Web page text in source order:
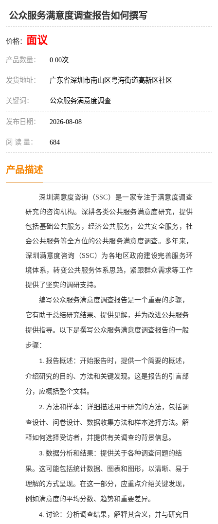
公众服务满意度调查报告如何撰写
价格： 面议
产品数量： 0.00次
发货地址： 广东省深圳市南山区粤海街道高新区社区
关键词： 公众服务满意度调查
发布日期： 2026-08-08
阅 读 量： 684
产品描述
深圳满意度咨询（SSC）是一家专注于满意度调查
研究的咨询机构。 深耕各类公共服务满意度研究，提供
包括基础公共服务，经济公共服务，公共安全服务，社
会公共服务等全方位的公共服务满意度调查。多年来，
深圳满意度咨询（SSC）为各地区政府建设完善服务环
境体系，转变公共服务体系思路，紧跟群众需求等工作
提供了坚实的调研支持。
编写公众服务满意度调查报告是一个重要的步骤，
它有助于总结研究结果、提供见解，并为改进公共服务
提供指导。以下是撰写公众服务满意度调查报告的一般
步骤：
1. 报告概述：开始报告时，提供一个简要的概述，
介绍研究的目的、方法和关键发现。这是报告的引言部
分，应概括整个文档。
2. 方法和样本：详细描述用于研究的方法，包括调
查设计、问卷设计、数据收集方法和样本选择方法。解
释如何选择受访者，并提供有关调查的背景信息。
3. 数据分析和结果：提供关于各种调查问题的结
果。这可能包括统计数据、图表和图形，以清晰、易于
理解的方式呈现。在这一部分，应重点介绍关键发现，
例如满意度的平均分数、趋势和重要差异。
4. 讨论：分析调查结果，解释其含义，并与研究目